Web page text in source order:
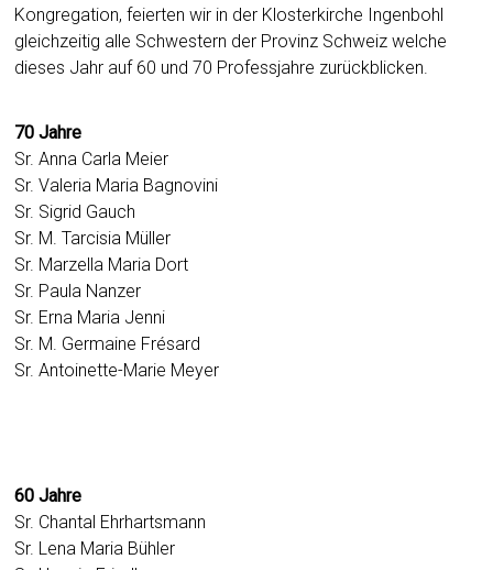
Kongregation, feierten wir in der Klosterkirche Ingenbohl
gleichzeitig alle Schwestern der Provinz Schweiz welche
dieses Jahr auf 60 und 70 Professjahre zurückblicken.
70 Jahre
Sr. Anna Carla Meier
Sr. Valeria Maria Bagnovini
Sr. Sigrid Gauch
Sr. M. Tarcisia Müller
Sr. Marzella Maria Dort
Sr. Paula Nanzer
Sr. Erna Maria Jenni
Sr. M. Germaine Frésard
Sr. Antoinette-Marie Meyer
60 Jahre
Sr. Chantal Ehrhartsmann
Sr. Lena Maria Bühler